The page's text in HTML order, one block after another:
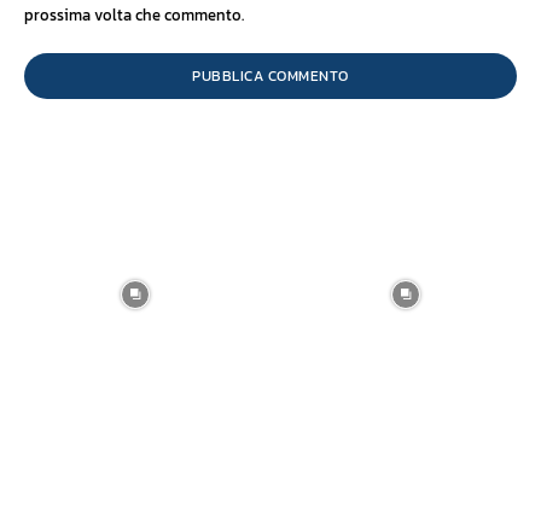
prossima volta che commento.